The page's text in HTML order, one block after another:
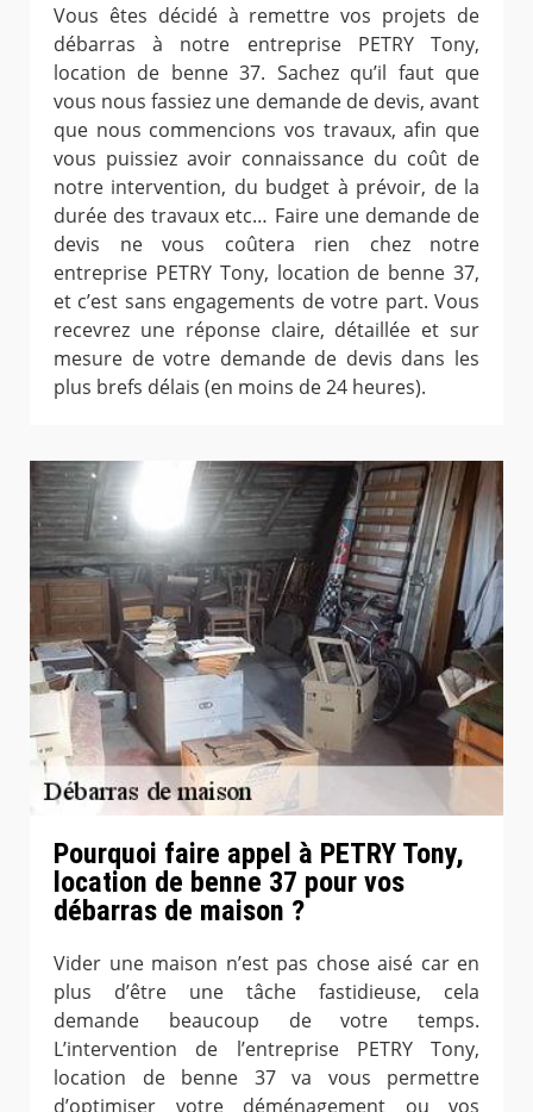
Vous êtes décidé à remettre vos projets de
débarras à notre entreprise PETRY Tony,
location de benne 37. Sachez qu’il faut que
vous nous fassiez une demande de devis, avant
que nous commencions vos travaux, afin que
vous puissiez avoir connaissance du coût de
notre intervention, du budget à prévoir, de la
durée des travaux etc… Faire une demande de
devis ne vous coûtera rien chez notre
entreprise PETRY Tony, location de benne 37,
et c’est sans engagements de votre part. Vous
recevrez une réponse claire, détaillée et sur
mesure de votre demande de devis dans les
plus brefs délais (en moins de 24 heures).
Pourquoi faire appel à PETRY Tony,
location de benne 37 pour vos
débarras de maison ?
Vider une maison n’est pas chose aisé car en
plus d’être une tâche fastidieuse, cela
demande beaucoup de votre temps.
L’intervention de l’entreprise PETRY Tony,
location de benne 37 va vous permettre
d’optimiser votre déménagement ou vos